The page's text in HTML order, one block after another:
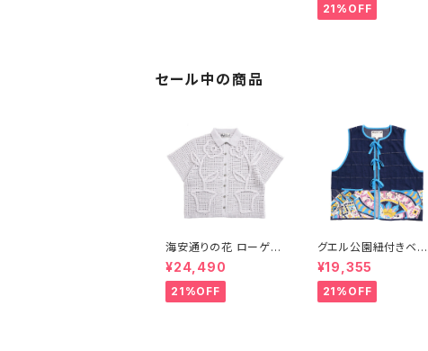
21%OFF
セール中の商品
海安通りの花 ローゲー
ジ立体オープンシャツ-
ライトグレー
¥24,490
21%OFF
グエル公園紐付きベス
ト
¥19,355
21%OFF